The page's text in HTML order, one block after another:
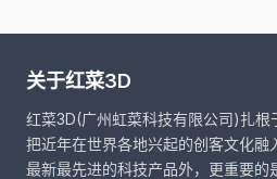
关于红菜3D
红菜3D(广州虹菜科技有限公司)扎根
把近年在世界各地兴起的创客文化融
最新最先进的科技产品外，更重要的